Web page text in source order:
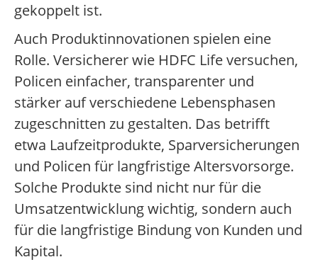
gekoppelt ist.
Auch Produktinnovationen spielen eine
Rolle. Versicherer wie HDFC Life versuchen,
Policen einfacher, transparenter und
stärker auf verschiedene Lebensphasen
zugeschnitten zu gestalten. Das betrifft
etwa Laufzeitprodukte, Sparversicherungen
und Policen für langfristige Altersvorsorge.
Solche Produkte sind nicht nur für die
Umsatzentwicklung wichtig, sondern auch
für die langfristige Bindung von Kunden und
Kapital.